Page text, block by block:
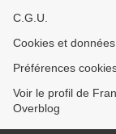
C.G.U.
Cookies et
Préférences
Voir le profil de
Overblog